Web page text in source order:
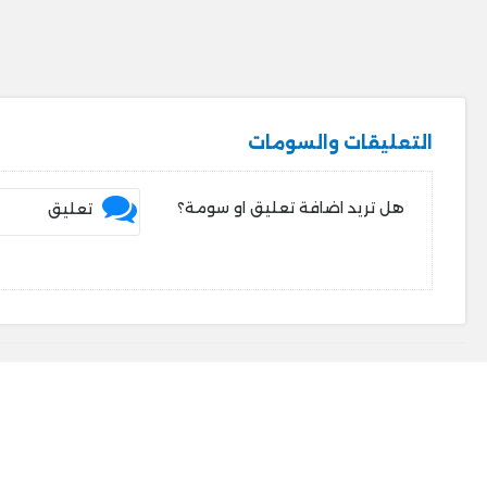
التعليقات والسومات
هل تريد اضافة تعليق او سومة؟ تعليق